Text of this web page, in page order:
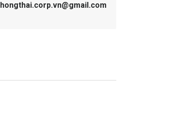
hongthai.corp.vn@gmail.com
biết!